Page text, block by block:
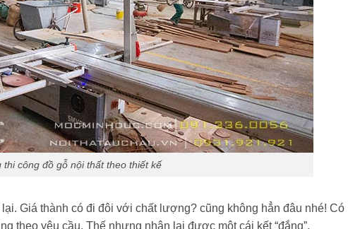
thi công đồ gỗ nội thất theo thiết kế
Giá thành có đi đôi với chất lượng? cũng không hẳn đâu nhé! Có
theo yêu cầu. Thế nhưng nhận lại được một cái kết “đắng”.